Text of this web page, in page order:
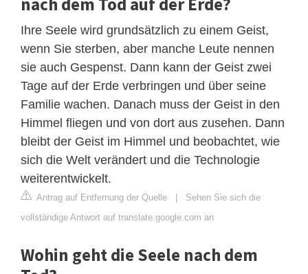
Ihre Seele wird grundsätzlich zu einem Geist,
wenn Sie sterben, aber manche Leute nennen
sie auch Gespenst. Dann kann der Geist zwei
Tage auf der Erde verbringen und über seine
Familie wachen. Danach muss der Geist in den
Himmel fliegen und von dort aus zusehen. Dann
bleibt der Geist im Himmel und beobachtet, wie
sich die Welt verändert und die Technologie
weiterentwickelt.
Antrag auf Entfernung der Quelle | Sehen Sie sich die
vollständige Antwort auf translate.google.com an
Wohin geht die Seele nach dem